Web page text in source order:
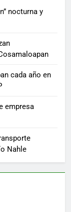
nocturna y
cada año en
empresa
Nahle